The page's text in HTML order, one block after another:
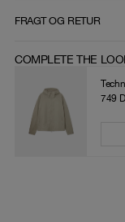
FRAGT OG RETUR
COMPLETE THE
749